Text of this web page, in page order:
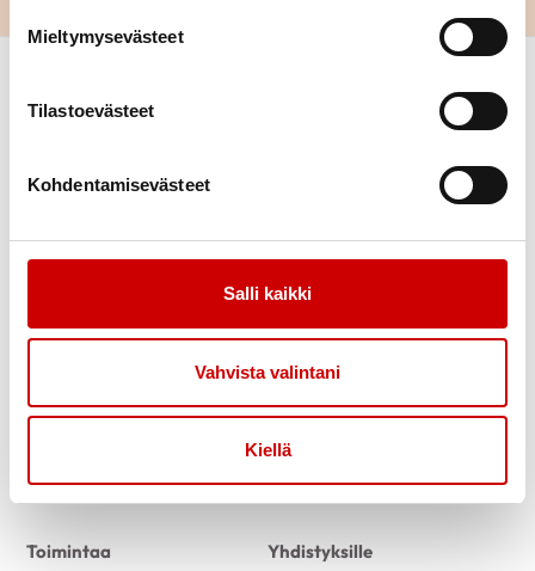
Mieltymysevästeet
Tilastoevästeet
Kohdentamisevästeet
Salli kaikki
Vahvista valintani
Kiellä
Link to facebook
Link to twitter
Link to instagram
Link to youtube
Ajankohtaista
Tässä kuussa toimistollamme
Tukea
Sydäntuki-toiminta
Tuetut lomat
Toimintaa Yhdistyksille